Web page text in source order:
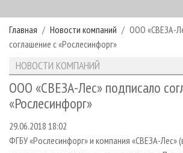
РУБРИКИ И ТЕМЫ
РУБРИКИ ЖУРНАЛА
ЛЕСНОЕ ХОЗЯЙСТВО
ЛЕСОЗАГОТОВКА
ЛЕСОПИЛЕНИЕ
СУШКА ДРЕВЕСИНЫ
НОВОСТИ
КАЛЕНДАРЬ СОБЫТИЙ
НОВОСТИ ЛПК
НОВОСТИ ЖУРНАЛА
ПРОЕКТЫ ЛПИ
АНАЛИТИКА
ПРЕДПРИЯТИЯ ЛПК
ПЕРСОНЫ
АРХИВ
АРХИВ ЖУРНАЛОВ
О ЖУРНАЛЕ
ПОДПИСКА
КОНТАКТЫ
РЕКЛАМОДАТЕЛЯМ
РЕКЛАМА
Главная Новости компаний
ООО «СВЕЗА-
соглашение с «Рослесинфорг»
НОВОСТИ КОМПАНИЙ
ООО «СВЕЗА-Лес» подписало
«Рослесинфорг»
29.06.2018 18:02
ФГБУ «Рослесинфорг» и компания «СВЕЗА-Лес»